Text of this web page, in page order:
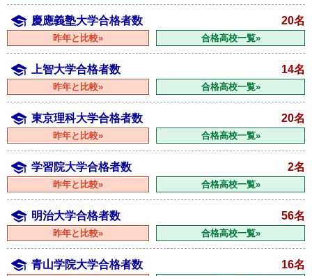
慶應義塾大学合格者数 20名
昨年と比較» 合格高校一覧»
上智大学合格者数 14名
昨年と比較» 合格高校一覧»
東京理科大学合格者数 20名
昨年と比較» 合格高校一覧»
学習院大学合格者数 2名
昨年と比較» 合格高校一覧»
明治大学合格者数 56名
昨年と比較» 合格高校一覧»
青山学院大学合格者数 16名